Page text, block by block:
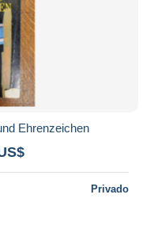
Ehrenzeichen
Privado